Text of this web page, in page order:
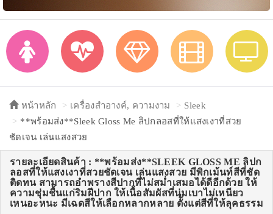
หน้าหลัก เครื่องสำอางค์, ความงาม
Sleek
**พร้อมส่ง**Sleek Gloss Me ลิปกลอสที่ให้แสงเงาที่สวย
ชัดเจน เล่นแสงสวย
รายละเอียดสินค้า : **พร้อมส่ง**SLEEK GLOSS ME ลิปก
ลอสที่ให้แสงเงาที่สวยชัดเจน เล่นแสงสวย มีพิกเม้นท์สีที่ชัด
ติดทน สามารถอำพรางสีปากที่ไม่สม่ำเสมอได้ดีอีกด้วย ให้
ความชุ่มชื้นแก่ริมฝีปาก ให้เนื้อสัมผัสที่นุ่มเบาไม่เหนียว
เหนอะหนะ มีเฉดสีให้เลือกหลากหลาย ตั้งแต่สีที่ให้ลุคธรรม